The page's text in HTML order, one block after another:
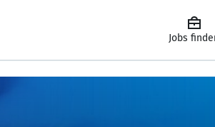
Jobs